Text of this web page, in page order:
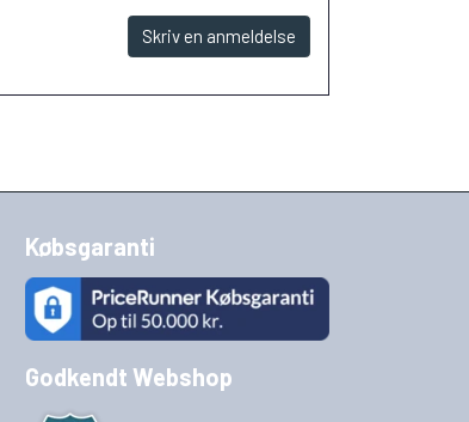
Skriv en anmeldelse
Købsgaranti
Godkendt Webshop